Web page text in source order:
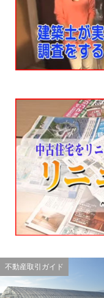
不動産取引ガイド